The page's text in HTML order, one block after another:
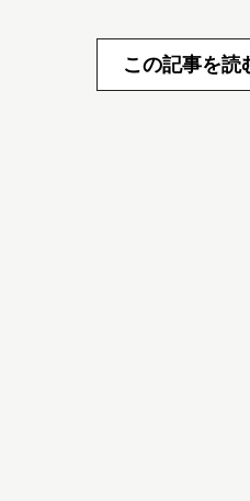
この記事を読